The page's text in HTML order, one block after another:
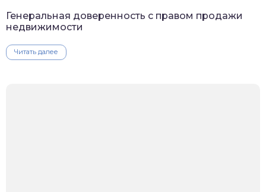
Генеральная доверенность с правом продажи
недвижимости
Читать далее